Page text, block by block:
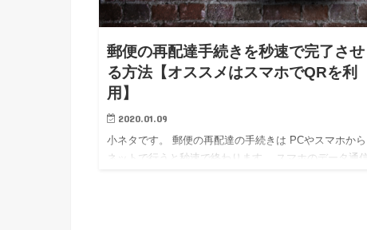
郵便の再配達手続きを秒速で完了させ
る方法【オススメはスマホでQRを利
用】
2020.01.09
小ネタです。 郵便の再配達の手続きは PCやスマホから
ネットで行うと秒速で終わります。 スマホのデータ通信